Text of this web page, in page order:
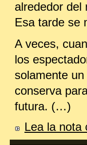
alrededor del
Esa tarde se
A veces,
los
solamente
conserva
futura. (…)
Lea la nota